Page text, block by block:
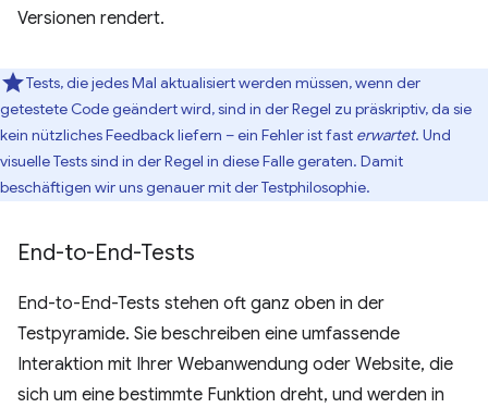
Versionen rendert.
Tests, die jedes Mal aktualisiert werden müssen, wenn der
getestete Code geändert wird, sind in der Regel zu präskriptiv, da sie
kein nützliches Feedback liefern – ein Fehler ist fast erwartet. Und
visuelle Tests sind in der Regel in diese Falle geraten. Damit
beschäftigen wir uns genauer mit der Testphilosophie.
End-to-End-Tests
End-to-End-Tests stehen oft ganz oben in der
Testpyramide. Sie beschreiben eine umfassende
Interaktion mit Ihrer Webanwendung oder Website, die
sich um eine bestimmte Funktion dreht, und werden in